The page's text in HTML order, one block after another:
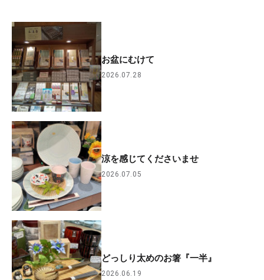
お盆にむけて
2026.07.28
涼を感じてくださいませ
2026.07.05
どっしり太めのお箸『一半』
2026.06.19